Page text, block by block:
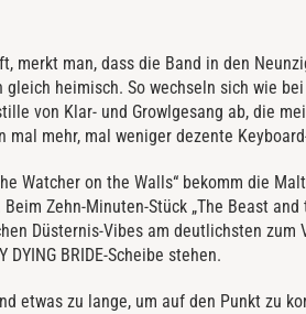
merkt man, dass die Band in den
gleich heimisch. So wechseln sich wie
von Klar- und Growlgesang ab, die
mal mehr, mal weniger dezente
Watcher on the Walls“ bekomm die
Beim Zehn-Minuten-Stück „The Beast
Düsternis-Vibes am deutlichsten zum
BRIDE-Scheibe stehen.
etwas zu lange, um auf den Punkt zu